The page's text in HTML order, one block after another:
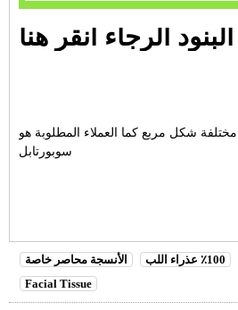
شكل مربع كما العملاء المطلوبة هو
100٪ عذراء اللب
الأنسجة محاصر خاصة
Facial Tissue